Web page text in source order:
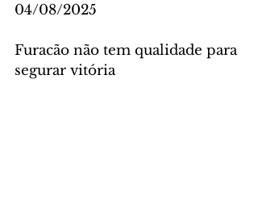
04/08/2025
Furacão não tem qualidade para
segurar vitória